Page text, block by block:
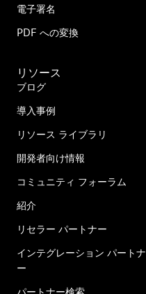
電子署名
PDF への変換
リソース
ブログ
導入事例
リソース ライブラリ
開発者向け情報
コミュニティ フォーラム
紹介
リセラー パートナー
インテグレーション パートナ
ー
パートナー検索